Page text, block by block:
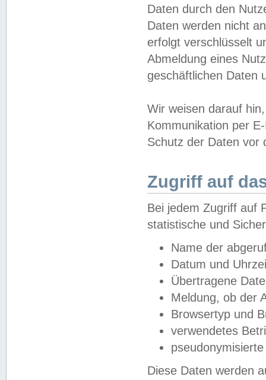
Daten durch den
Daten werden nicht
erfolgt verschlüsselt
Abmeldung eines
geschäftlichen Daten
Wir weisen darauf
Kommunikation per
Schutz der Daten vor
Zugriff auf
Bei jedem Zugriff auf
statistische und
Name der
Datum und
Übertragene
Meldung, ob der
Browsertyp und
verwendetes
Diese Daten werden